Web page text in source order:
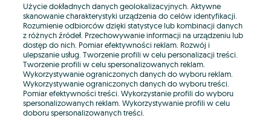
E-mail
Hasło
Użycie dokładnych danych geolokalizacyjnych. Aktywne
skanowanie charakterystyki urządzenia do celów identyfikacji.
Rozumienie odbiorców dzięki statystyce lub kombinacji danych
z różnych źródeł. Przechowywanie informacji na urządzeniu lub
dostęp do nich. Pomiar efektywności reklam. Rozwój i
ulepszanie usług. Tworzenie profili w celu personalizacji treści.
Tworzenie profili w celu spersonalizowanych reklam.
Wykorzystywanie ograniczonych danych do wyboru reklam.
Wykorzystywanie ograniczonych danych do wyboru treści.
Pomiar efektywności treści. Wykorzystanie profili do wyboru
spersonalizowanych reklam. Wykorzystywanie profili w celu
doboru spersonalizowanych treści.